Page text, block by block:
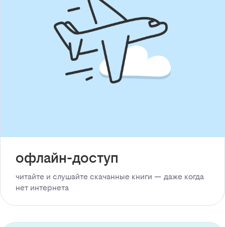
офлайн-доступ
читайте и слушайте скачанные книги — даже когда
нет интернета